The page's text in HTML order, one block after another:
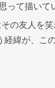
って描い
の友人を
緯が、こ